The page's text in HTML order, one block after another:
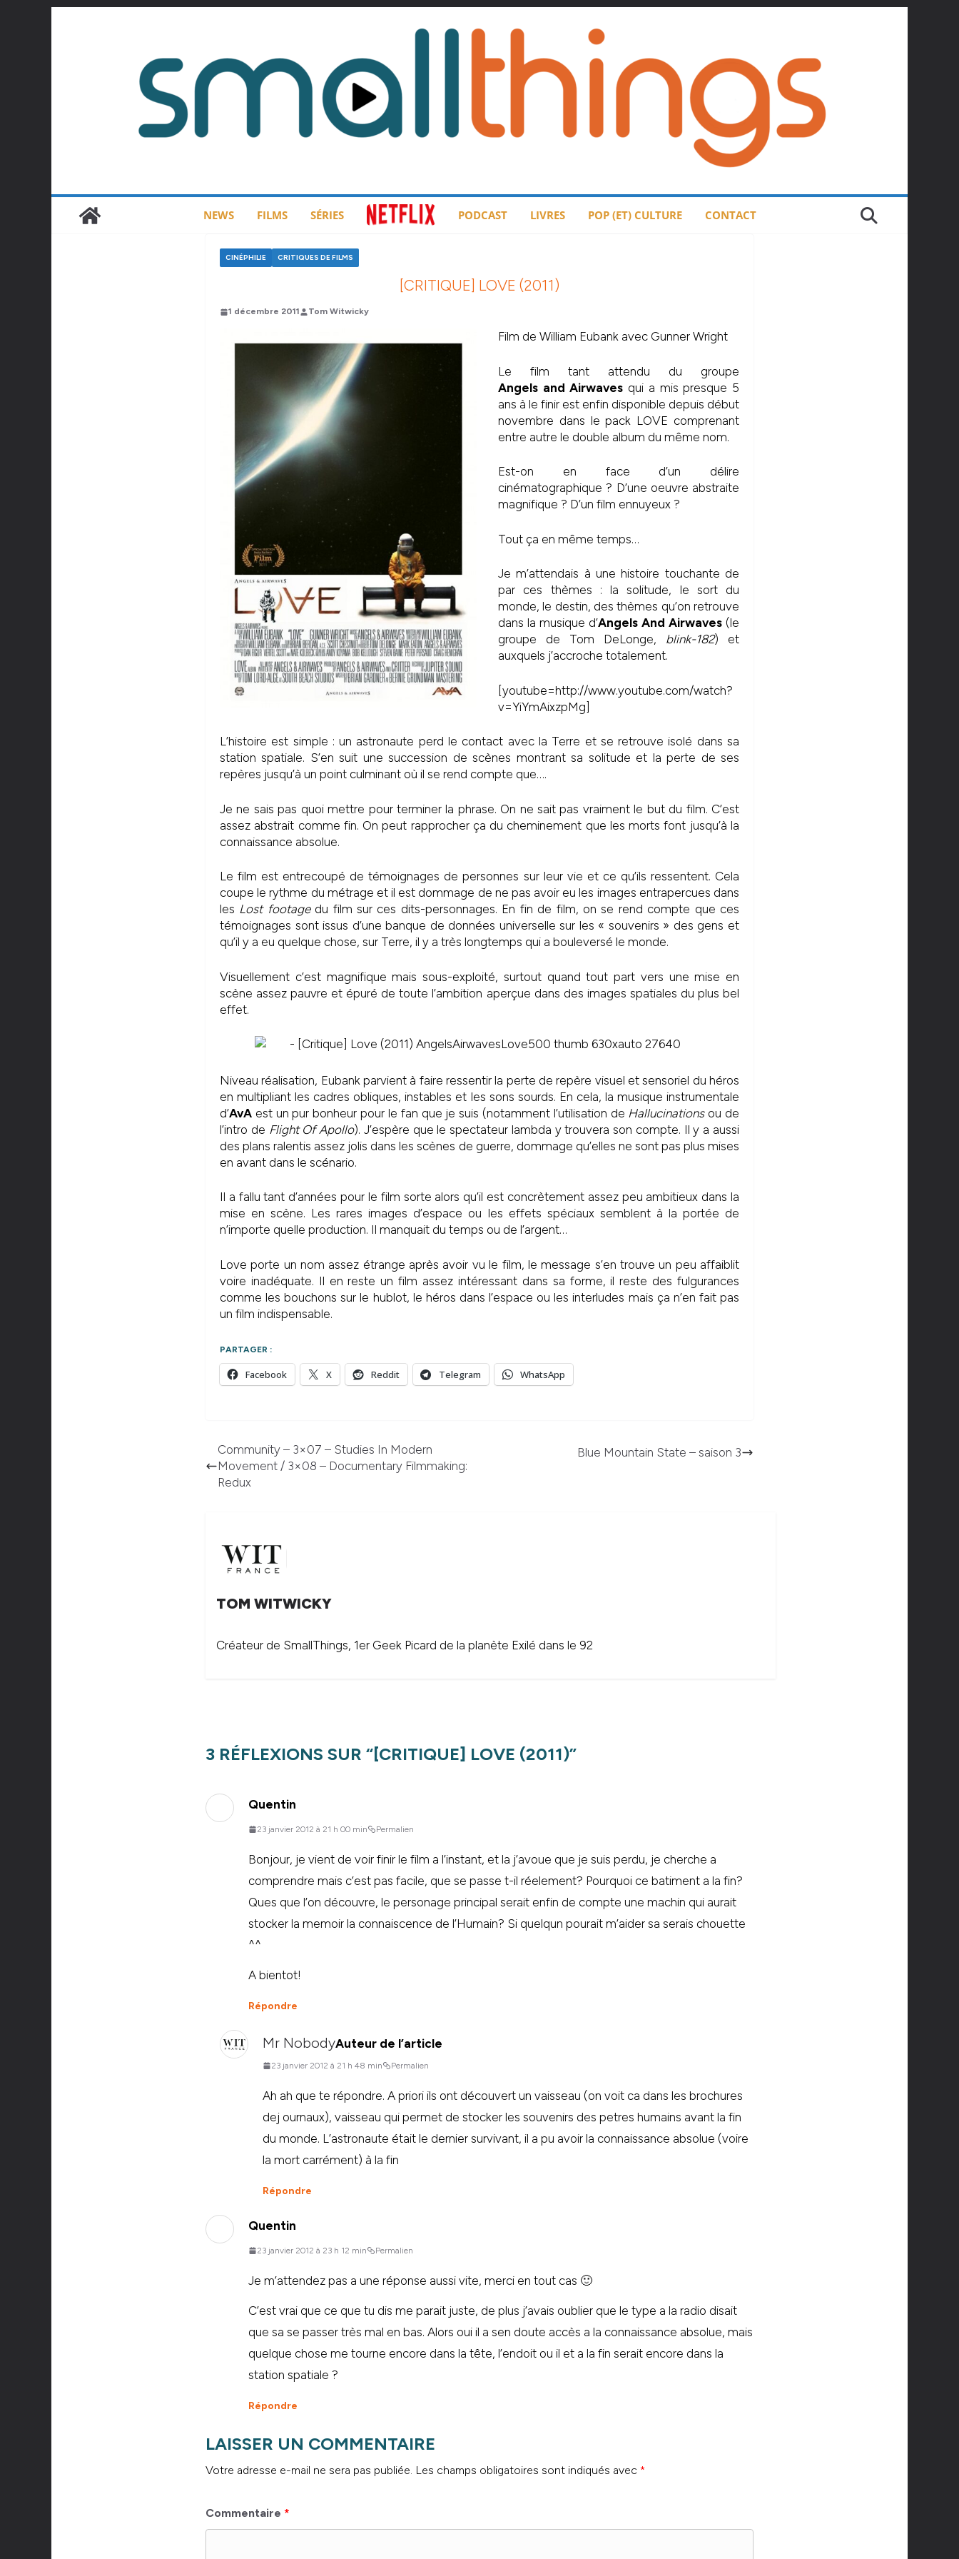
NEWS FILMS SÉRIES PODCAST LIVRES POP (ET) CULTURE CONTACT
CINÉPHILIE CRITIQUES DE FILMS
[CRITIQUE] LOVE (2011)
1 décembre 2011 Tom Witwicky
Film de William Eubank avec Gunner Wright
Le film tant attendu du groupe
Angels and Airwaves qui a mis presque 5
ans à le finir est enfin disponible depuis début
novembre dans le pack LOVE comprenant
entre autre le double album du même nom.
Est-on en face d’un délire
cinématographique ? D’une oeuvre abstraite
magnifique ? D’un film ennuyeux ?
Tout ça en même temps…
Je m’attendais à une histoire touchante de
par ces thèmes : la solitude, le sort du
monde, le destin, des thèmes qu’on retrouve
dans la musique d’Angels And Airwaves (le
groupe de Tom DeLonge, blink-182) et
auxquels j’accroche totalement.
[youtube=http://www.youtube.com/watch?
v=YiYmAixzpMg]
L’histoire est simple : un astronaute perd le contact avec la Terre et se retrouve isolé dans sa
station spatiale. S’en suit une succession de scènes montrant sa solitude et la perte de ses
repères jusqu’à un point culminant où il se rend compte que….
Je ne sais pas quoi mettre pour terminer la phrase. On ne sait pas vraiment le but du film. C’est
assez abstrait comme fin. On peut rapprocher ça du cheminement que les morts font jusqu’à la
connaissance absolue.
Le film est entrecoupé de témoignages de personnes sur leur vie et ce qu’ils ressentent. Cela
coupe le rythme du métrage et il est dommage de ne pas avoir eu les images entrapercues dans
les Lostfootagedu film sur ces dits-personnages. En fin de film, on se rend compte que ces
témoignages sont issus d’une banque de données universelle sur les « souvenirs » des gens et
qu’il y a eu quelque chose, sur Terre, il y a très longtemps qui a bouleversé le monde.
Visuellement c’est magnifique mais sous-exploité, surtout quand tout part vers une mise en
scène assez pauvre et épuré de toute l’ambition aperçue dans des images spatiales du plus bel
effet.
Niveau réalisation, Eubank parvient à faire ressentir la perte de repère visuel et sensoriel du héros
en multipliant les cadres obliques, instables et les sons sourds. En cela, la musique instrumentale
d’AvA est un pur bonheur pour le fan que je suis (notamment l’utilisation de Hallucinationsou de
l’intro de Flight Of Apollo). J’espère que le spectateur lambda y trouvera son compte. Il y a aussi
des plans ralentis assez jolis dans les scènes de guerre, dommage qu’elles ne sont pas plus mises
en avant dans le scénario.
Il a fallu tant d’années pour le film sorte alors qu’il est concrètement assez peu ambitieux dans la
mise en scène. Les rares images d’espace ou les effets spéciaux semblent à la portée de
n’importe quelle production. Il manquait du temps ou de l’argent…
Love porte un nom assez étrange après avoir vu le film, le message s’en trouve un peu affaiblit
voire inadéquate. Il en reste un film assez intéressant dans sa forme, il reste des fulgurances
comme les bouchons sur le hublot, le héros dans l’espace ou les interludes mais ça n’en fait pas
un film indispensable.
PARTAGER :
Facebook X Reddit Telegram WhatsApp
Community – 3×07 – Studies In Modern
Movement / 3×08 – Documentary Filmmaking:
Redux
Blue Mountain State – saison 3
TOM WITWICKY
Créateur de SmallThings, 1er Geek Picard de la planète Exilé dans le 92
3 RÉFLEXIONS SUR “[CRITIQUE] LOVE (2011)”
Quentin
23 janvier 2012 à 21 h 00 min Permalien
Bonjour, je vient de voir finir le film a l’instant, et la j’avoue que je suis perdu, je cherche a
comprendre mais c’est pas facile, que se passe t-il réelement? Pourquoi ce batiment a la fin?
Ques que l’on découvre, le personage principal serait enfin de compte une machin qui aurait
stocker la memoir la connaiscence de l’Humain? Si quelqun pourait m’aider sa serais chouette
^^
A bientot!
Répondre
Mr NobodyAuteur de l’article
23 janvier 2012 à 21 h 48 min Permalien
Ah ah que te répondre. A priori ils ont découvert un vaisseau (on voit ca dans les brochures
dej ournaux), vaisseau qui permet de stocker les souvenirs des petres humains avant la fin
du monde. L’astronaute était le dernier survivant, il a pu avoir la connaissance absolue (voire
la mort carrément) à la fin
Répondre
Quentin
23 janvier 2012 à 23 h 12 min Permalien
Je m’attendez pas a une réponse aussi vite, merci en tout cas 🙂
C’est vrai que ce que tu dis me parait juste, de plus j’avais oublier que le type a la radio disait
que sa se passer très mal en bas. Alors oui il a sen doute accès a la connaissance absolue, mais
quelque chose me tourne encore dans la tête, l’endoit ou il et a la fin serait encore dans la
station spatiale ?
Répondre
LAISSER UN COMMENTAIRE
Votre adresse e-mail ne sera pas publiée. Les champs obligatoires sont indiqués avec *
Commentaire *